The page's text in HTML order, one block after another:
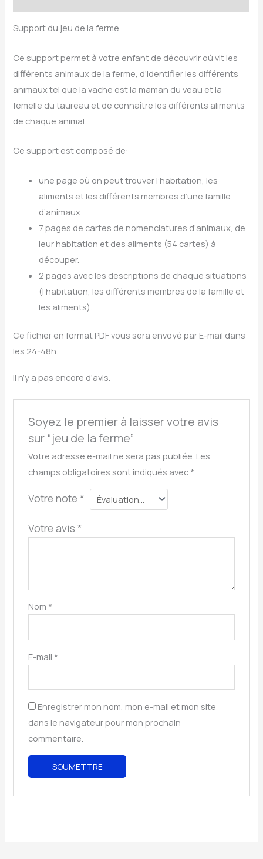
Support du jeu de la ferme
Ce support permet à votre enfant de découvrir où vit les
différents animaux de la ferme, d’identifier les différents
animaux tel que la vache est la maman du veau et la
femelle du taureau et de connaître les différents aliments
de chaque animal.
Ce support est composé de:
une page où on peut trouver l’habitation, les
aliments et les différents membres d’une famille
d’animaux
7 pages de cartes de nomenclatures d’animaux, de
leur habitation et des aliments (54 cartes) à
découper.
2 pages avec les descriptions de chaque situations
(l’habitation, les différents membres de la famille et
les aliments).
Ce fichier en format PDF vous sera envoyé par E-mail dans
les 24-48h.
Il n’y a pas encore d’avis.
Soyez le premier à laisser votre avis
sur “jeu de la ferme”
Votre adresse e-mail ne sera pas publiée. Les
champs obligatoires sont indiqués avec *
Votre note *
Votre avis *
Nom *
E-mail *
Enregistrer mon nom, mon e-mail et mon site
dans le navigateur pour mon prochain
commentaire.